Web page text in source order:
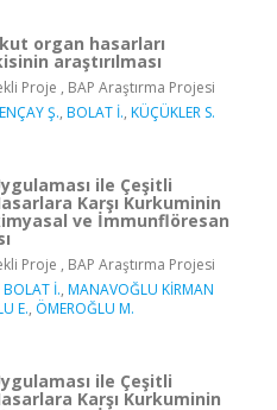
organ hasarları
araştırılması
Proje , BAP Araştırma Projesi
Ş., BOLAT İ., KÜÇÜKLER S.
ile Çeşitli
Karşı Kurkuminin
ve İmmunflöresan
Proje , BAP Araştırma Projesi
BOLAT İ., MANAVOĞLU KİRMAN
E., ÖMEROĞLU M.
ile Çeşitli
Karşı Kurkuminin